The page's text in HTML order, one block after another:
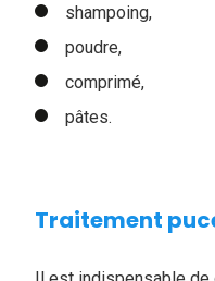
shampoing,
poudre,
comprimé,
pâtes.
Traitement